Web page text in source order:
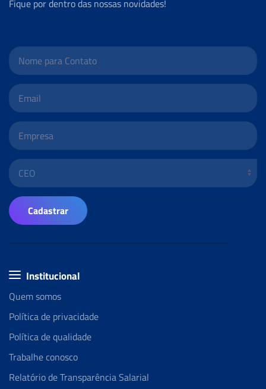
Fique por dentro das nossas novidades!
Cadastrar
Institucional
Quem somos
Política de privacidade
Política de qualidade
Trabalhe conosco
Relatório de Transparência Salarial